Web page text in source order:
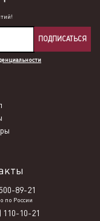
ПОДПИСАТЬСЯ
89-21
по России
110-10-21